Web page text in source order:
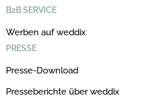
B2B SERVICE
Werben auf weddix
PRESSE
Presse-Download
Presseberichte über weddix